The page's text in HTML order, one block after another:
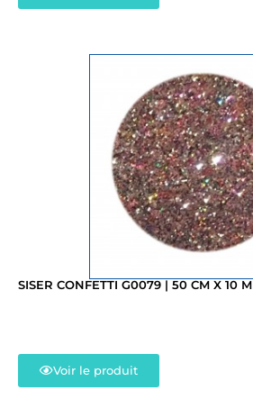
SISER CONFETTI G0079 | 50 CM X 10 M
Voir le produit